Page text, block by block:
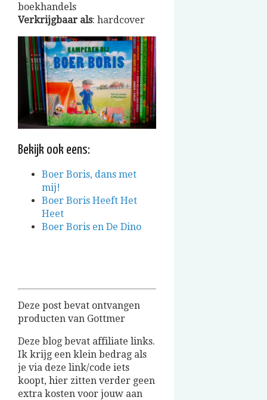
boekhandels
Verkrijgbaar als: hardcover
Bekijk ook eens:
Boer Boris, dans met
mij!
Boer Boris Heeft Het
Heet
Boer Boris en De Dino
Deze post bevat ontvangen
producten van Gottmer
Deze blog bevat affiliate links.
Ik krijg een klein bedrag als
je via deze link/code iets
koopt, hier zitten verder geen
extra kosten voor jouw aan